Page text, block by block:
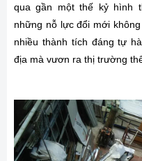
qua gần một thế kỷ hình
những nỗ lực đổi mới
nhiều thành tích đáng tự
địa mà vươn ra thị trường